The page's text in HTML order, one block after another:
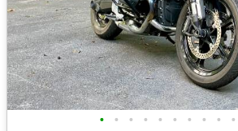
• • • • • • • • • •